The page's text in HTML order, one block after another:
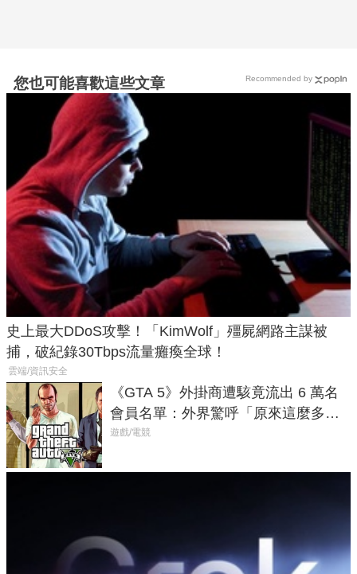
您也可能喜歡這些文章
史上最大DDoS攻擊！「KimWolf」殭屍網路主謀被
捕，破紀錄30Tbps流量癱瘓全球！
雲端/資訊安全
《GTA 5》外掛商遭駭竟流出 6 萬名
會員名單：外界驚呼「原來這麼多人
在開掛！」
遊戲/電競
Recommended by